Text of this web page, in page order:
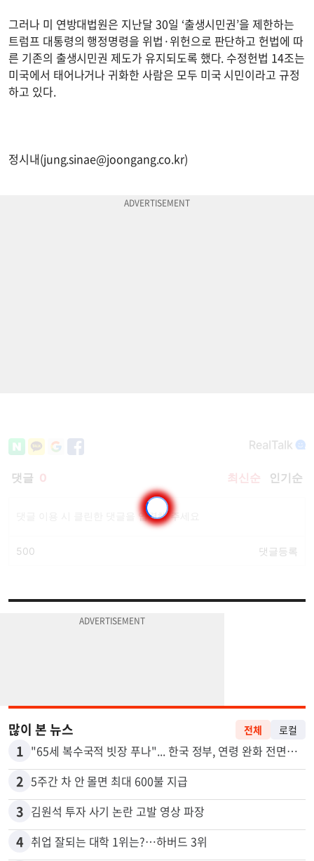
그러나 미 연방대법원은 지난달 30일 ‘출생시민권’을 제한하는
트럼프 대통령의 행정명령을 위법·위헌으로 판단하고 헌법에 따
른 기존의 출생시민권 제도가 유지되도록 했다. 수정헌법 14조는
미국에서 태어나거나 귀화한 사람은 모두 미국 시민이라고 규정
하고 있다.
정시내(jung.sinae@joongang.co.kr)
많이 본 뉴스 전체 로컬
1 "65세 복수국적 빗장 푸나"... 한국 정부, 연령 완화 전면 추진
2 5주간 차 안 몰면 최대 600불 지급
3 김원석 투자 사기 논란 고발 영상 파장
4 취업 잘되는 대학 1위는?…하버드 3위